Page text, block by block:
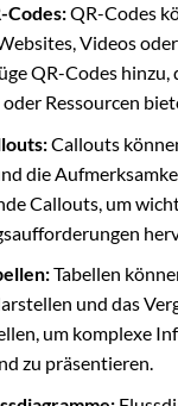
Codes:QR-Codes
Videos
QR-Codes hinzu,
Ressourcen
Callouts
die
Callouts, um
Tabellen
und das
um komplexe
zu präsentieren.